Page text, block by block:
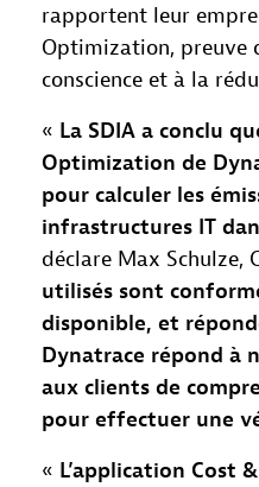
rapportent leur
Optimization, preuve
conscience et à la
« La SDIA a conclu
Optimization de
pour calculer les
infrastructures IT
déclare Max Schulze,
utilisés sont
disponible, et
Dynatrace répond à
aux clients de
pour effectuer une
« L’application Cost